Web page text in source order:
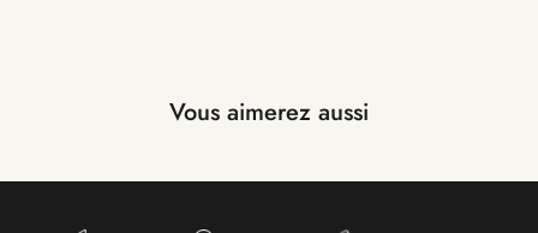
Vous aimerez aussi